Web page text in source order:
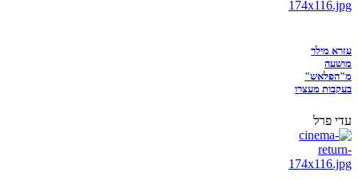
עזרא מילר
מושעה
מ"הפלאש"
בעקבות מעצרו
עדי פרל